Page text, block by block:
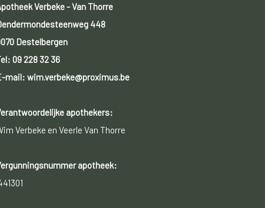
Verbeke - Van Thorre
448
Destelbergen
09 228 32 36
mail: wim.verbeke@proximus.be
apothekers:
Verbeke en Veerle Van Thorre
apotheek: